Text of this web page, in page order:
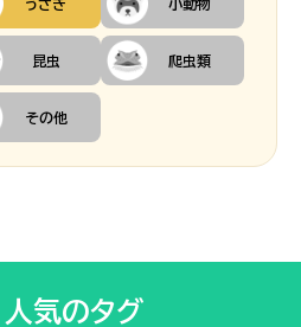
うさぎ 小動物
昆虫 爬虫類
その他
人気のタグ